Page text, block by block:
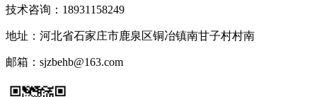
技术咨询：18931158249
地址：河北省石家庄市鹿泉区铜冶镇南甘子村村南
邮箱：sjzbehb@163.com